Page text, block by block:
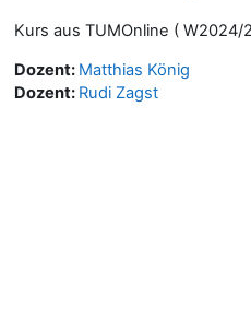
Kurs aus TUMOnline ( W2024/
Dozent: Matthias König
Dozent: Rudi Zagst